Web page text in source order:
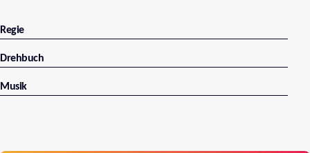
echten Frauenhelden und zusammen kommen sie auf
einen scheinbar narrensicheren Plan: Sie inszenieren
die Entführung von Alexandra, damit Clarence als ihr
dann einer der falschen Kidnapper versehentlich
Regie
Drehbuch
Musik